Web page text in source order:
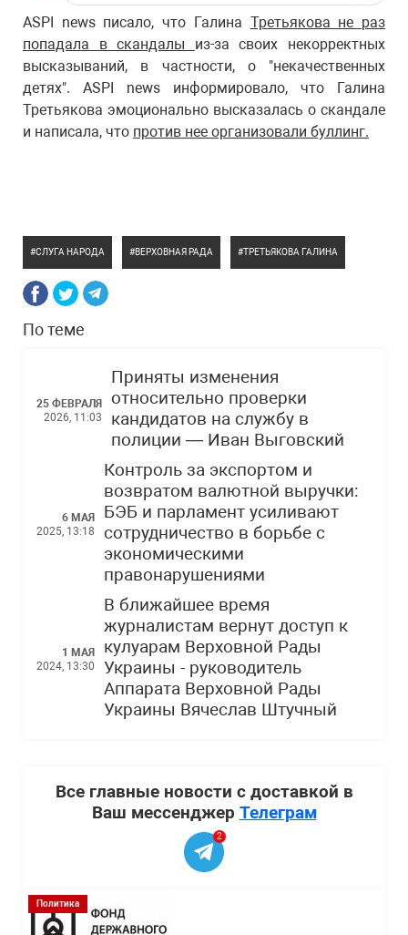
ASPI news писало, что Галина Третьякова не раз
попадала в скандалы из-за своих некорректных
высказываний, в частности, о "некачественных
детях". ASPI news информировало, что Галина
Третьякова эмоционально высказалась о скандале
и написала, что против нее организовали буллинг.
СЛУГА НАРОДА ВЕРХОВНАЯ РАДА ТРЕТЬЯКОВА ГАЛИНА
По теме
25 ФЕВРАЛЯ
2026, 11:03
Приняты изменения
относительно проверки
кандидатов на службу в
полиции — Иван Выговский
6 МАЯ
2025, 13:18
Контроль за экспортом и
возвратом валютной выручки:
БЭБ и парламент усиливают
сотрудничество в борьбе с
экономическими
правонарушениями
1 МАЯ
2024, 13:30
В ближайшее время
журналистам вернут доступ к
кулуарам Верховной Рады
Украины - руководитель
Аппарата Верховной Рады
Украины Вячеслав Штучный
Все главные новости с доставкой в
Ваш мессенджер Телеграм
2
Политика